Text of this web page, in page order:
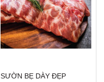
SƯỜN BẸ DÀY ĐẸP